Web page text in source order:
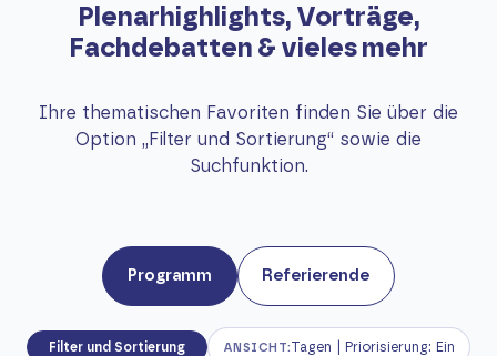
Plenarhighlights, Vorträge,
Fachdebatten & vieles mehr
Ihre thematischen Favoriten finden Sie über die
Option „Filter und Sortierung“ sowie die
Suchfunktion.
Programm Referierende
Filter und Sortierung ANSICHT:Tagen | Priorisierung: Ein